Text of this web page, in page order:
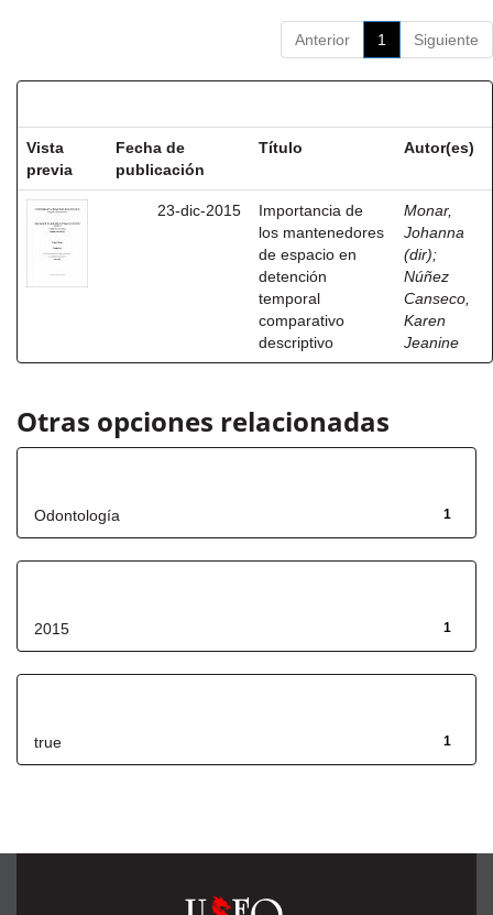
Anterior 1 Siguiente
Vista
previa
Fecha de
publicación
Título Autor(es)
23-dic-2015
Importancia de
los mantenedores
de espacio en
detención
temporal
comparativo
descriptivo
Monar,
Johanna
(dir);
Núñez
Canseco,
Karen
Jeanine
Otras opciones relacionadas
1
Odontología
1
2015
1
true